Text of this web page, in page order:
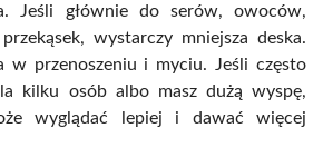
Jeśli głównie do serów, owoców,
wystarczy mniejsza deska.
w przenoszeniu i myciu. Jeśli często
kilku osób albo masz dużą wyspę,
wyglądać lepiej i dawać więcej